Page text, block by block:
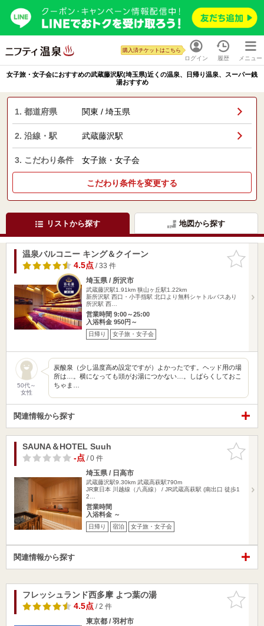
ログイン
購入済チケットはこちら
履歴 メニュー
女子旅・女子会におすすめの武蔵藤沢駅(埼玉県)近くの温泉、日帰り温泉、スーパー銭
湯おすすめ
1. 都道府県 関東 / 埼玉県
2. 沿線・駅 武蔵藤沢駅
3. こだわり条件 女子旅・女子会
こだわり条件を変更する
リストから探す 地図から探す
お気に入
りに追加
温泉バルコニー キング＆クイーン
4.5点/ 33 件
埼玉県 / 所沢市
武蔵藤沢駅1.91km 狭山ヶ丘駅1.22km
新所沢駅 西口・小手指駅 北口より無料シャトルバスあり
所沢駅 西…
営業時間 9:00～25:00
入浴料金 950円～
日帰り 女子旅・女子会
50代～
女性
炭酸泉（少し温度高め設定ですが）よかったです。ヘッド用の場
所は…。横になっても頭がお湯につかない…。しばらくしておこ
ちゃま…
関連情報から探す
お気に入
りに追加
SAUNA＆HOTEL Suuh
-点/ 0 件
埼玉県 / 日高市
武蔵藤沢駅9.30km 武蔵高萩駅790m
JR東日本 川越線（八高線） / JR武蔵高萩駅 (南出口 徒歩1
2…
営業時間
入浴料金 ～
日帰り 宿泊 女子旅・女子会
関連情報から探す
お気に入
りに追加
フレッシュランド西多摩 よつ葉の湯
4.5点/ 2 件
東京都 / 羽村市